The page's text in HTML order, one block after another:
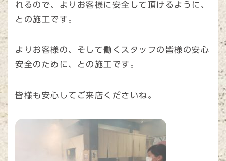
れるので、よりお客様に安全して頂けるように、
との施工です。
よりお客様の、そして働くスタッフの皆様の安心
安全のために、との施工です。
皆様も安心してご来店くださいね。